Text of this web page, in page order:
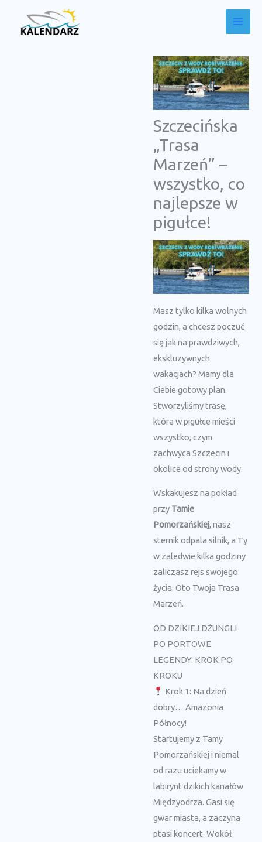
Szczecińska
„Trasa
Marzeń” –
wszystko, co
najlepsze w
pigułce!
Masz tylko kilka wolnych
godzin, a chcesz poczuć
się jak na prawdziwych,
ekskluzywnych
wakacjach? Mamy dla
Ciebie gotowy plan.
Stworzyliśmy trasę,
która w pigułce mieści
wszystko, czym
zachwyca Szczecin i
okolice od strony wody.
Wskakujesz na pokład
przy Tamie
Pomorzańskiej, nasz
sternik odpala silnik, a Ty
w zaledwie kilka godziny
zaliczasz rejs swojego
życia. Oto Twoja Trasa
Marzeń.
OD DZIKIEJ DŻUNGLI
PO PORTOWE
LEGENDY: KROK PO
KROKU
Krok 1: Na dzień
dobry… Amazonia
Północy!
Startujemy z Tamy
Pomorzańskiej i niemal
od razu uciekamy w
labirynt dzikich kanałów
Międzyodrza. Gasi się
gwar miasta, a zaczyna
ptasi koncert. Wokół